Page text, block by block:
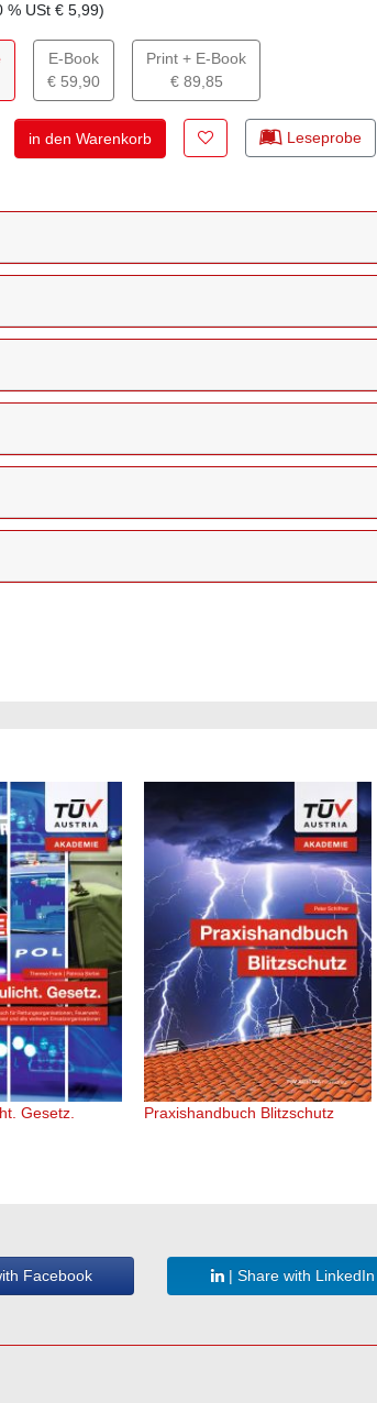
% USt € 5,99)
E-Book
€ 59,90
Print + E-Book
€ 89,85
in den Warenkorb Zur Merkliste hinzufügen
Leseprobe
Gesetz. Praxishandbuch Blitzschutz
Facebook | Share with LinkedIn